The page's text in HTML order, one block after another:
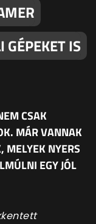
GÉPEKET IS
CSAK
MÁR VANNAK
MELYEK NYERS
EGY JÓL